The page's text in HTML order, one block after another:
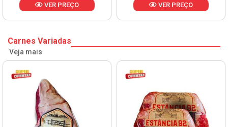
VER PREÇO VER PREÇO
Carnes Variadas
Veja mais